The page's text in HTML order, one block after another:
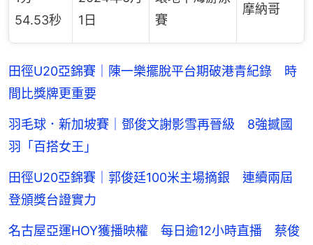
54.53秒
1日
賽
摩納哥
田徑U20亞錦賽｜陳一樂擺脫平台期破港青紀錄 時
間比獎牌更重要
羽毛球．新加坡賽｜鄧俊文謝影雪再晉級 8強撼國
羽「百搭女王」
田徑U20亞錦賽｜郭俊廷100米主場摘銀 連續兩屆
登頒獎台證實力
名古屋亞運HOY獲播映權 每日逾12小時直播 蔡俊